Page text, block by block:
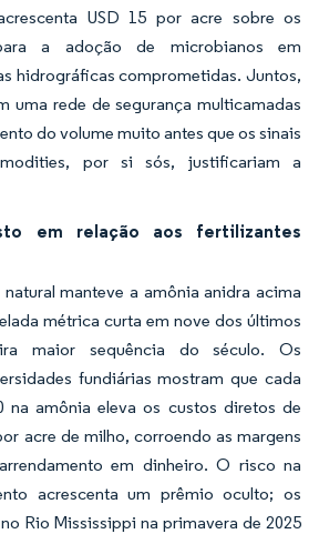
USD 15 por acre sobre os
a adoção de microbianos em
hidrográficas comprometidas. Juntos,
uma rede de segurança multicamadas
do volume muito antes que os sinais
por si sós, justificariam a
em relação aos fertilizantes
manteve a amônia anidra acima
métrica curta em nove dos últimos
maior sequência do século. Os
fundiárias mostram que cada
na amônia eleva os custos diretos de
acre de milho, corroendo as margens
em dinheiro. O risco na
acrescenta um prêmio oculto; os
Rio Mississippi na primavera de 2025